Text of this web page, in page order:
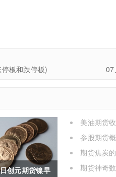
板和跌停板)
07
创元期货镍早
美油期货
参股期货
进场什么意思)
期货焦炭
期货神奇